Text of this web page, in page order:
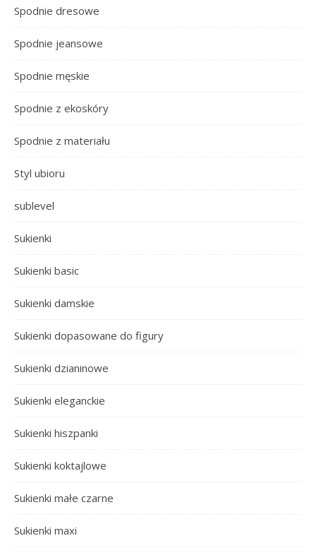
Spodnie dresowe
Spodnie jeansowe
Spodnie męskie
Spodnie z ekoskóry
Spodnie z materiału
Styl ubioru
sublevel
Sukienki
Sukienki basic
Sukienki damskie
Sukienki dopasowane do figury
Sukienki dzianinowe
Sukienki eleganckie
Sukienki hiszpanki
Sukienki koktajlowe
Sukienki małe czarne
Sukienki maxi